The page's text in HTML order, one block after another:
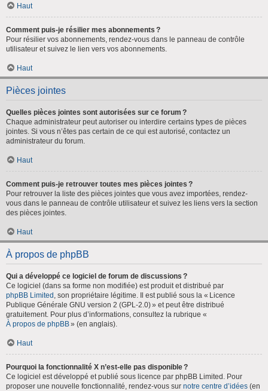
Haut
Comment puis-je résilier mes abonnements ?
Pour résilier vos abonnements, rendez-vous dans le panneau de contrôle
utilisateur et suivez le lien vers vos abonnements.
Haut
Pièces jointes
Quelles pièces jointes sont autorisées sur ce forum ?
Chaque administrateur peut autoriser ou interdire certains types de pièces
jointes. Si vous n’êtes pas certain de ce qui est autorisé, contactez un
administrateur du forum.
Haut
Comment puis-je retrouver toutes mes pièces jointes ?
Pour retrouver la liste des pièces jointes que vous avez importées, rendez-
vous dans le panneau de contrôle utilisateur et suivez les liens vers la section
des pièces jointes.
Haut
À propos de phpBB
Qui a développé ce logiciel de forum de discussions ?
Ce logiciel (dans sa forme non modifiée) est produit et distribué par
phpBB Limited , son propriétaire légitime. Il est publié sous la « Licence
Publique Générale GNU version 2 (GPL-2.0) » et peut être distribué
gratuitement. Pour plus d’informations, consultez la rubrique «
À propos de phpBB» (en anglais).
Haut
Pourquoi la fonctionnalité X n’est-elle pas disponible ?
Ce logiciel est développé et publié sous licence par phpBB Limited. Pour
proposer une nouvelle fonctionnalité, rendez-vous sur notre centre d’idées (en